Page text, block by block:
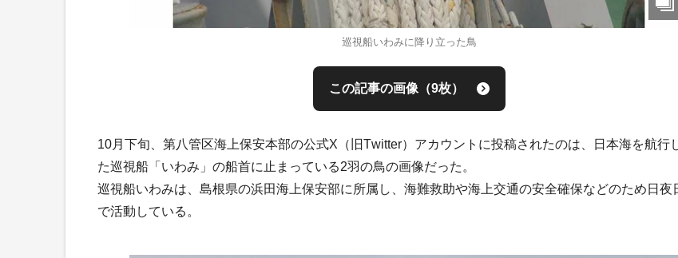
巡視船いわみに降り立った鳥
この記事の画像（9枚）
10月下旬、第八管区海上保安本部の公式X（旧Twitter）アカウントに投稿されたのは、日本海を航行
た巡視船「いわみ」の船首に止まっている2羽の鳥の画像だった。
巡視船いわみは、島根県の浜田海上保安部に所属し、海難救助や海上交通の安全確保などのため日夜
で活動している。